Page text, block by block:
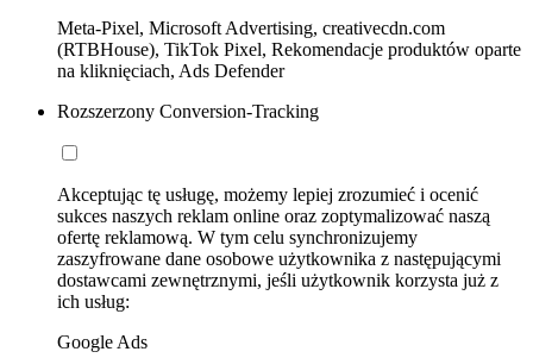
Meta-Pixel, Microsoft Advertising, creativecdn.com
(RTBHouse), TikTok Pixel, Rekomendacje produktów oparte
na kliknięciach, Ads Defender
Rozszerzony Conversion-Tracking
Akceptując tę usługę, możemy lepiej zrozumieć i ocenić
sukces naszych reklam online oraz zoptymalizować naszą
ofertę reklamową. W tym celu synchronizujemy
zaszyfrowane dane osobowe użytkownika z następującymi
dostawcami zewnętrznymi, jeśli użytkownik korzysta już z
ich usług:
Google Ads